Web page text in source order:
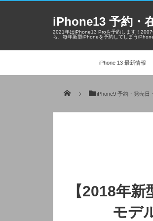
iPhone13 予約・
2021年はiPhone13 Proを予約します！
ら、毎年新型iPhoneを予約してしまう
iPhone 13 最新情報
iPhone9 予約・発売日
【2018年
モデ